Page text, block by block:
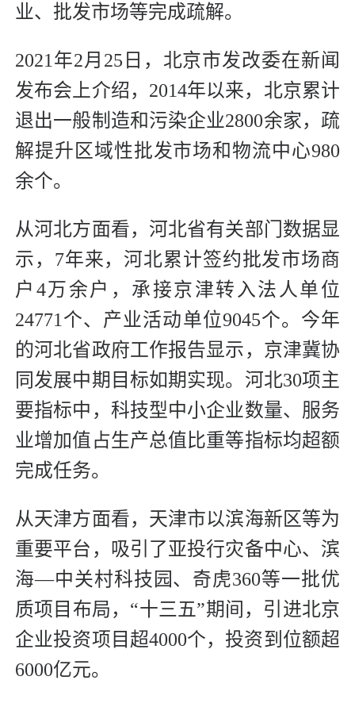
业、批发市场等完成疏解。
2021年2月25日，北京市发改委在新闻
发布会上介绍，2014年以来，北京累计
退出一般制造和污染企业2800余家，疏
解提升区域性批发市场和物流中心980
余个。
从河北方面看，河北省有关部门数据显
示，7年来，河北累计签约批发市场商
户4万余户，承接京津转入法人单位
24771个、产业活动单位9045个。今年
的河北省政府工作报告显示，京津冀协
同发展中期目标如期实现。河北30项主
要指标中，科技型中小企业数量、服务
业增加值占生产总值比重等指标均超额
完成任务。
从天津方面看，天津市以滨海新区等为
重要平台，吸引了亚投行灾备中心、滨
海—中关村科技园、奇虎360等一批优
质项目布局，“十三五”期间，引进北京
企业投资项目超4000个，投资到位额超
6000亿元。